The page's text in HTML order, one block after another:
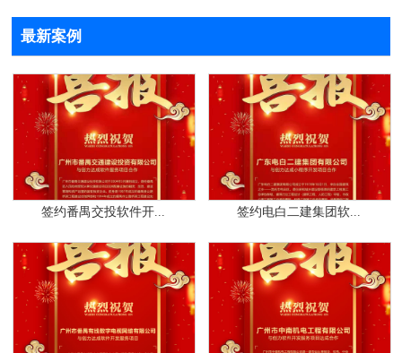
最新案例
签约番禺交投软件开... 签约电白二建集团软...